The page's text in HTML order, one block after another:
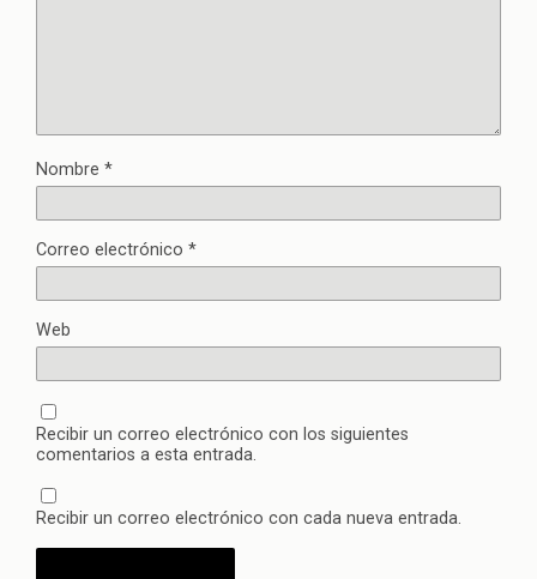
Nombre *
Correo electrónico *
Web
Recibir un correo electrónico con los siguientes
comentarios a esta entrada.
Recibir un correo electrónico con cada nueva entrada.